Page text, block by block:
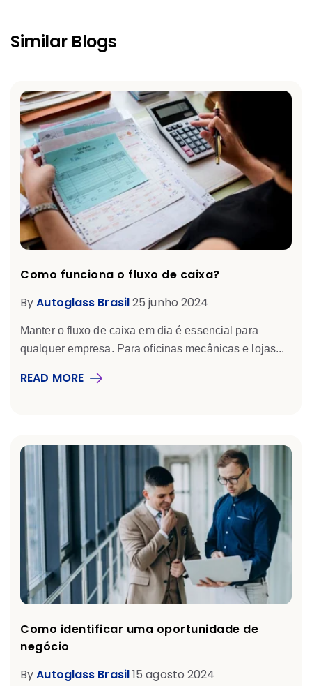
Similar Blogs
Como funciona o fluxo de caixa?
ByAutoglass Brasil25 junho 2024
Manter o fluxo de caixa em dia é essencial para
qualquer empresa. Para oficinas mecânicas e lojas...
READ MORE
Como identificar uma oportunidade de
negócio
ByAutoglass Brasil15 agosto 2024